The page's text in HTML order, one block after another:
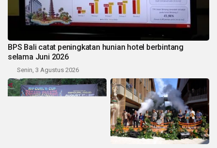
BPS Bali catat peningkatan hunian hotel berbintang
selama Juni 2026
Senin, 3 Agustus 2026